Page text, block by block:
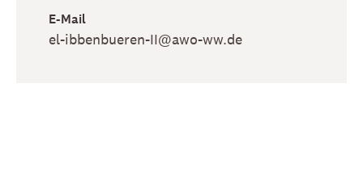
E-Mail
el-ibbenbueren-II​@awo-ww​.de